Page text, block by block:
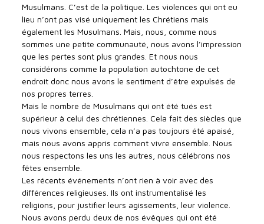
Musulmans. C’est de la politique. Les violences qui ont eu
lieu n’ont pas visé uniquement les Chrétiens mais
également les Musulmans. Mais, nous, comme nous
sommes une petite communauté, nous avons l’impression
que les pertes sont plus grandes. Et nous nous
considérons comme la population autochtone de cet
endroit donc nous avons le sentiment d’être expulsés de
nos propres terres.
Mais le nombre de Musulmans qui ont été tués est
supérieur à celui des chrétiennes. Cela fait des siècles que
nous vivons ensemble, cela n’a pas toujours été apaisé,
mais nous avons appris comment vivre ensemble. Nous
nous respectons les uns les autres, nous célébrons nos
fêtes ensemble.
Les récents événements n’ont rien à voir avec des
différences religieuses. Ils ont instrumentalisé les
religions, pour justifier leurs agissements, leur violence.
Nous avons perdu deux de nos évêques qui ont été